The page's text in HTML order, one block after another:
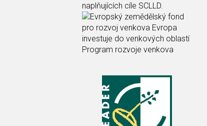
naplňujících cíle SCLLD.